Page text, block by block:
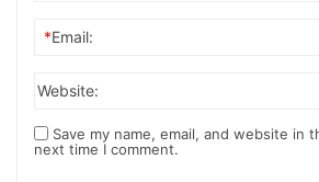
*Email:
Website:
Save my name, email, and website in
next time I comment.